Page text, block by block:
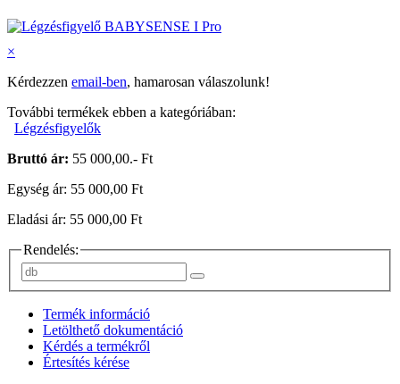
×
Kérdezzen email-ben, hamarosan válaszolunk!
További termékek ebben a kategóriában:
Légzésfigyelők
Bruttó ár: 55 000,00.- Ft
Egység ár: 55 000,00 Ft
Eladási ár: 55 000,00 Ft
Rendelés:
Termék információ
Letölthető dokumentáció
Kérdés a termékről
Értesítés kérése